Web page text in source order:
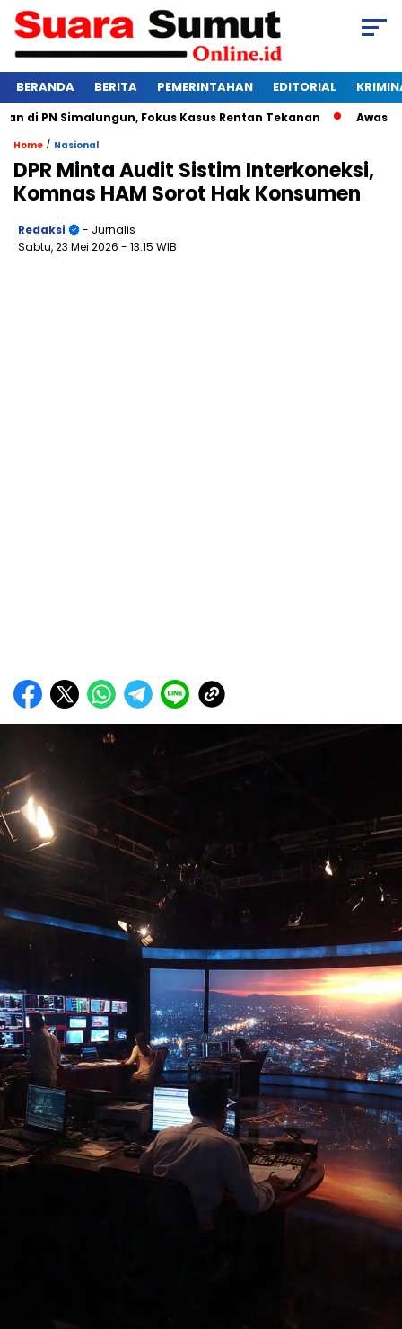
BERANDA BERITA PEMERINTAHAN EDITORIAL
Simalungun, Fokus Kasus Rentan Tekanan Awas
Home / Nasional
DPR Minta Audit Sistim Interkoneksi,
Komnas HAM Sorot Hak Konsumen
Redaksi
- Jurnalis
Sabtu, 23 Mei 2026 - 13:15 WIB